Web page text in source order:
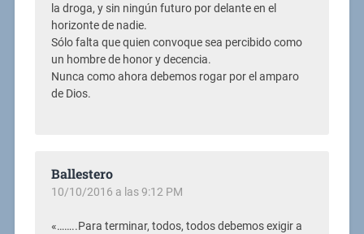
la droga, y sin ningún futuro por delante en el
horizonte de nadie.
Sólo falta que quien convoque sea percibido como
un hombre de honor y decencia.
Nunca como ahora debemos rogar por el amparo
de Dios.
Ballestero
10/10/2016 a las 9:12 PM
«……..Para terminar, todos, todos debemos exigir a